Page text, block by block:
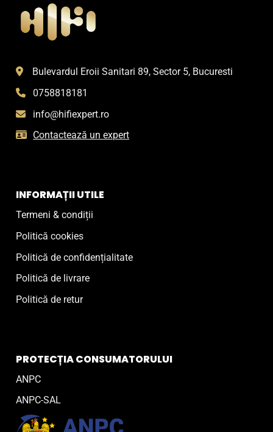
Bulevardul Eroii Sanitari 89, Sector 5, Bucuresti
0758818181
info@hifiexpert.ro
Contactează un expert
INFORMAȚII UTILE
Termeni & condiții
Politică cookies
Politică de confidențialitate
Politică de livrare
Politică de retur
PROTECȚIA CONSUMATORULUI
ANPC
ANPC-SAL